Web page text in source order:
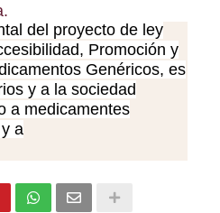
del proyecto de ley
Promoción y
Genéricos, es
y a la sociedad
a medicamentes
a